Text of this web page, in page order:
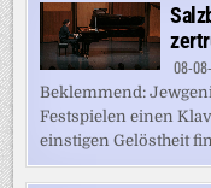
08-
Beklemmend:
Festspielen einen
einstigen Gelöstheit